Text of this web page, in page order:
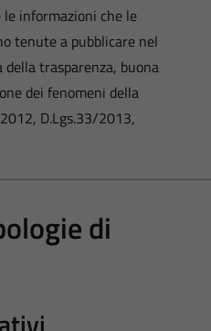
informazioni che le
tenute a pubblicare nel
trasparenza, buona
dei fenomeni della
D.Lgs.33/2013,
di